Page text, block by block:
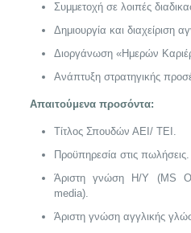
Συμμετοχή σε λοιπές
Δημιουργία και διαχείριση
Διοργάνωση «Ημερών
Ανάπτυξη στρατηγικής
Απαιτούμενα προσόντα:
Τίτλος Σπουδών ΑΕΙ/ ΤΕΙ.
Προϋπηρεσία στις πωλήσεις.
Άριστη γνώση Η/Υ (MS
media).
Άριστη γνώση αγγλικής